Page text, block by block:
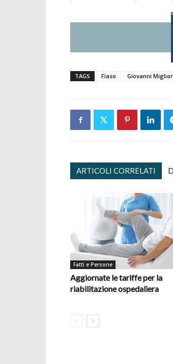
TAGS Fiaso Giovanni
ARTICOLI CORRELATI
Fatti e Persone
Aggiornate le tariffe per la
riabilitazione ospedaliera